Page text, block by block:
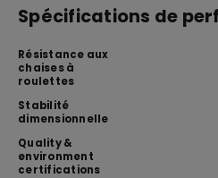
Spécifications de
Résistance aux
chaises à
roulettes
Stabilité
dimensionnelle
Quality &
environment
certifications